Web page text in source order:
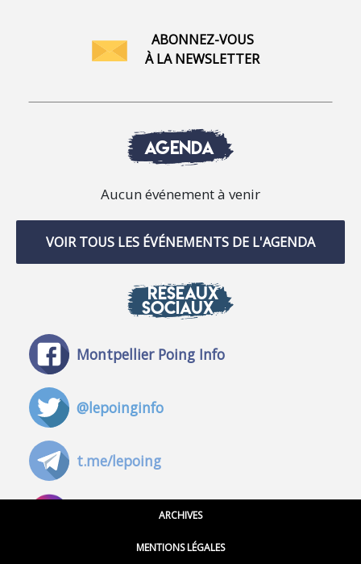
ABONNEZ-VOUS
À LA NEWSLETTER
AGENDA
Aucun événement à venir
VOIR TOUS LES ÉVÉNEMENTS DE L'AGENDA
RÉSEAUX
SOCIAUX
Montpellier Poing Info
@lepoinginfo
t.me/lepoing
@montpellierpoinginfo
ARCHIVES
MENTIONS LÉGALES